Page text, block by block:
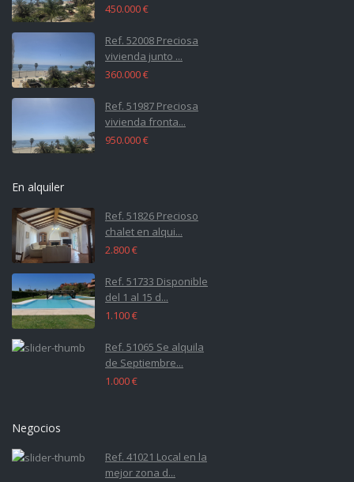
450.000 €
Ref. 52008 Preciosa
vivienda junto ...
360.000 €
Ref. 51987 Preciosa
vivienda fronta...
950.000 €
En alquiler
Ref. 51826 Precioso
chalet en alqui...
2.800 €
Ref. 51733 Disponible
del 1 al 15 d...
1.100 €
Ref. 51065 Se alquila
de Septiembre...
1.000 €
Negocios
Ref. 41021 Local en la
mejor zona d...